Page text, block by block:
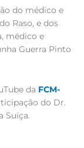
do médico e
Raso, e dos
médico e
Guerra Pinto
da FCM-
do Dr.
Suíça.